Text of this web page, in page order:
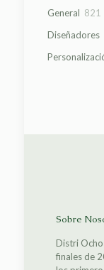
General 821
Diseñadores
Sobre
Distri Ocho
finales de